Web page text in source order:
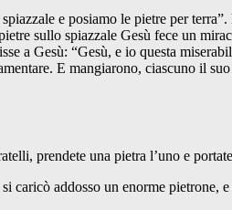
e posiamo le pietre per
sullo spiazzale Gesù fece un
a Gesù: “Gesù, e io questa
E mangiarono, ciascuno il
prendete una pietra l’uno e
caricò addosso un enorme pietrone,